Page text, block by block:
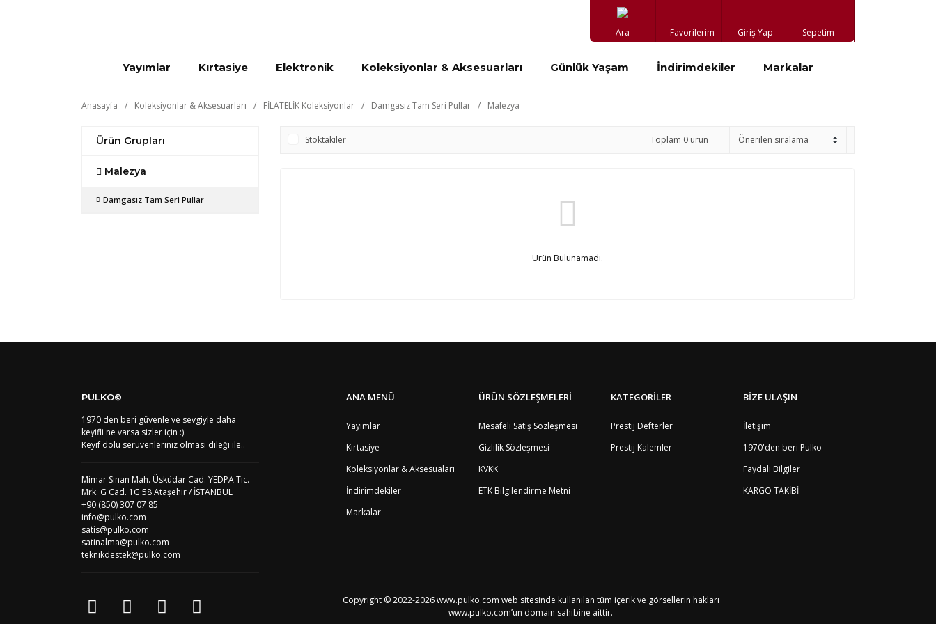
Ara Favorilerim Giriş Yap Sepetim
Yayımlar Kırtasiye Elektronik Koleksiyonlar & Aksesuarları Günlük Yaşam İndirimdekiler Markalar
Anasayfa Koleksiyonlar & Aksesuarları FİLATELİK Koleksiyonlar Damgasız Tam Seri Pullar Malezya
Ürün Grupları
Malezya
Damgasız Tam Seri Pullar
Stoktakiler Toplam 0 ürün
Ürün Bulunamadı.
PULKO©
1970'den beri güvenle ve sevgiyle daha
keyifli ne varsa sizler için :).
Keyif dolu serüvenleriniz olması dileği ile..
Mimar Sinan Mah. Üsküdar Cad. YEDPA Tic.
Mrk. G Cad. 1G 58 Ataşehir / İSTANBUL
+90 (850) 307 07 85
info@pulko.com
satis@pulko.com
satinalma@pulko.com
teknikdestek@pulko.com
ANA MENÜ
Yayımlar
Kırtasiye
Koleksiyonlar & Aksesuaları
İndirimdekiler
Markalar
ÜRÜN SÖZLEŞMELERİ
Mesafeli Satış Sözleşmesi
Gizlilik Sözleşmesi
KVKK
ETK Bilgilendirme Metni
KATEGORİLER
Prestij Defterler
Prestij Kalemler
BİZE ULAŞIN
İletişim
1970'den beri Pulko
Faydalı Bilgiler
KARGO TAKİBİ
Copyright © 2022-2026 www.pulko.com web sitesinde kullanılan tüm içerik ve görsellerin hakları
www.pulko.com’un domain sahibine aittir.